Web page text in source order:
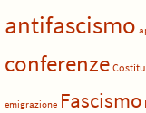
antifascismo
conferenze
emigrazione Fascismo